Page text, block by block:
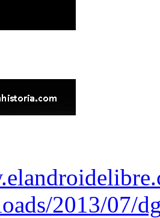
2013/07/